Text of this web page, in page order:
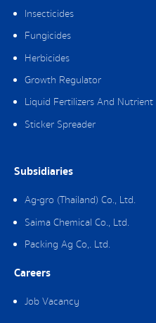
Insecticides
Fungicides
Herbicides
Growth Regulator
Liquid Fertilizers And Nutrient
Sticker Spreader
Subsidiaries
Ag-gro (Thailand) Co., Ltd.
Saima Chemical Co., Ltd.
Packing Ag Co,. Ltd.
Careers
Job Vacancy